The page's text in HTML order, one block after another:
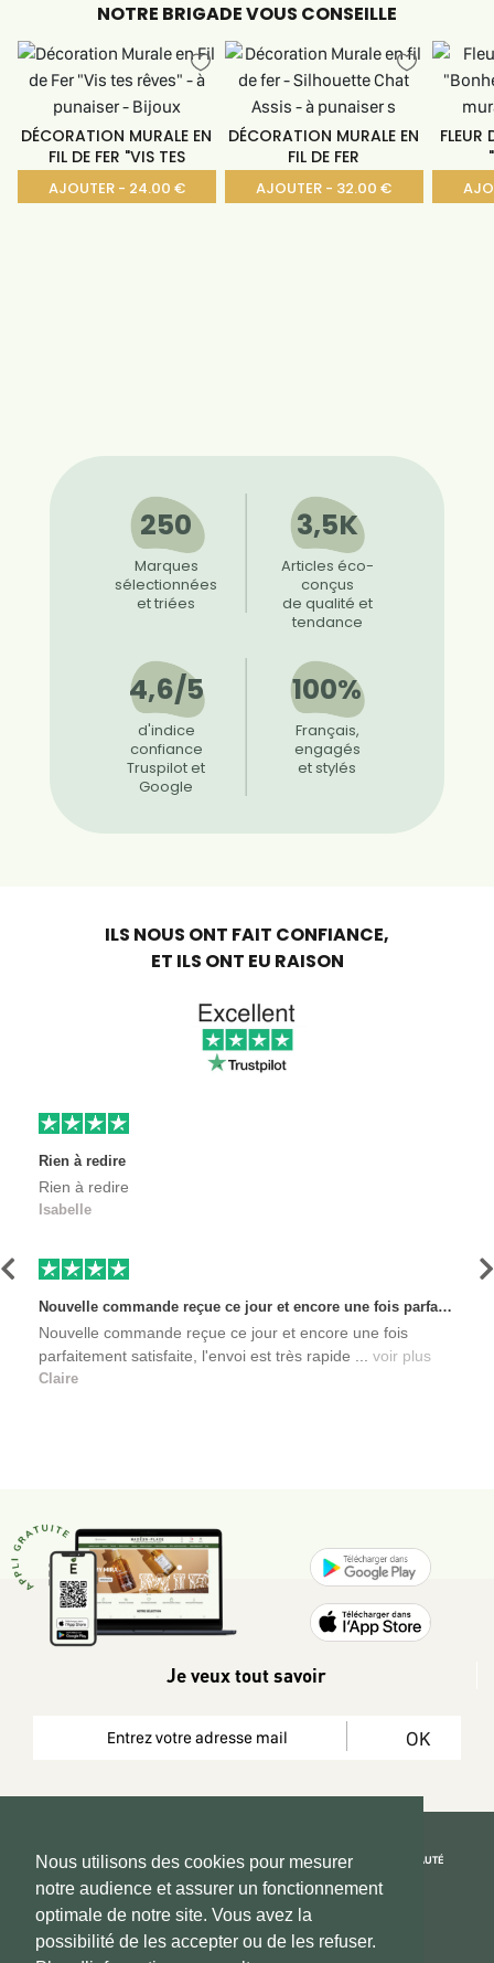
Nous utilisons des cookies pour mesurer
notre audience et assurer un fonctionnement
optimale de notre site. Vous avez la
possibilité de les accepter ou de les refuser.
NOTRE BRIGADE VOUS CONSEILLE
DÉCORATION MURALE EN
FIL DE FER "VIS TES
AJOUTER - 24.00 €
DÉCORATION MURALE EN
FIL DE FER
AJOUTER - 32.00 €
FLEUR
250
Marques
sélectionnées
et triées
3,5K
Articles éco-
conçus
de qualité et
tendance
4,6/5
d'indice
confiance
Truspilot et
Google
100%
Français,
engagés
et stylés
ILS NOUS ONT FAIT CONFIANCE,
ET ILS ONT EU RAISON
Rien à redire
Rien à redire
Isabelle
Nouvelle commande reçue ce jour et encore une fois parfaitement satisfaite, l'envoi est très rapide et les produits sont toujours conditionnés de manière personnalisés. L'avantage de commander auprès de créateurs indépendants.
Nouvelle commande reçue ce jour et encore une fois
parfaitement satisfaite, l'envoi est très rapide ... voir plus
Claire
Précédent
Je veux tout savoir
OK
Copyright 2026 © www.hadeen-place.fr
Based on Kate&You MarketPlace’ solution
REJOIGNEZ LA COMMUNAUTÉ